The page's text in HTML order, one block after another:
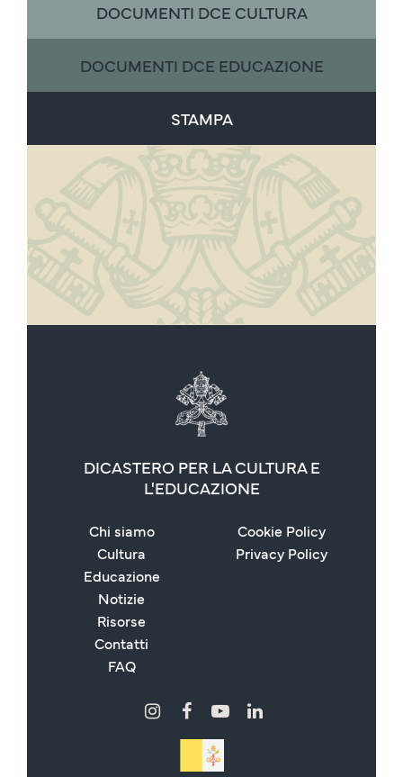
DOCUMENTI DCE CULTURA
DOCUMENTI DCE EDUCAZIONE
STAMPA
DICASTERO PER LA CULTURA E
L'EDUCAZIONE
Chi siamo
Cultura
Educazione
Notizie
Risorse
Contatti
FAQ
Cookie Policy
Privacy Policy